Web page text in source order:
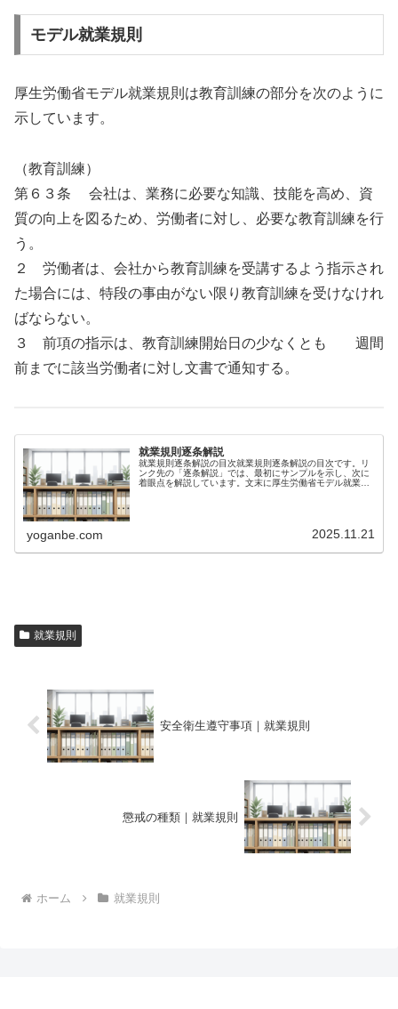
モデル就業規則
厚生労働省モデル就業規則は教育訓練の部分を次のように
示しています。
（教育訓練）
第６３条 会社は、業務に必要な知識、技能を高め、資
質の向上を図るため、労働者に対し、必要な教育訓練を行
う。
２ 労働者は、会社から教育訓練を受講するよう指示され
た場合には、特段の事由がない限り教育訓練を受けなけれ
ばならない。
３ 前項の指示は、教育訓練開始日の少なくとも 週間
前までに該当労働者に対し文書で通知する。
就業規則逐条解説
就業規則逐条解説の目次就業規則逐条解説の目次です。リ
ンク先の「逐条解説」では、最初にサンプルを示し、次に
着眼点を解説しています。文末に厚生労働省モデル就業規
yoganbe.com 2025.11.21
就業規則
安全衛生遵守事項｜就業規則
懲戒の種類｜就業規則
ホーム 就業規則